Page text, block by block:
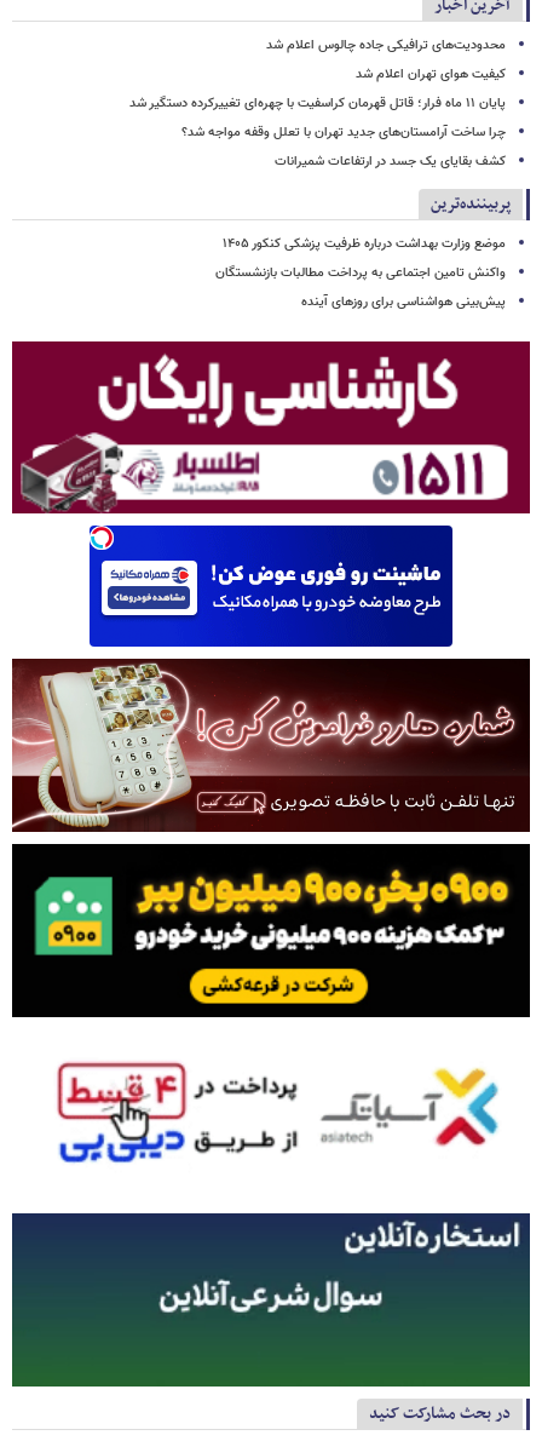
محدودیت‌های ترافیکی جاده چالوس اعلام شد
کیفیت هوای تهران اعلام شد
پایان ۱۱ ماه فرار؛ قاتل قهرمان کراسفیت با چهره‌ای تغییرکرده دستگیر شد
چرا ساخت آرامستان‌های جدید تهران با تعلل وقفه مواجه شد؟
کشف بقایای یک جسد در ارتفاعات شمیرانات
پربیننده‌ترین
موضع وزارت بهداشت درباره ظرفیت پزشکی کنکور ۱۴۰۵
واکنش تامین اجتماعی به پرداخت مطالبات بازنشستگان
پیش‌بینی هواشناسی برای روزهای آینده
در بحث مشارکت کنید